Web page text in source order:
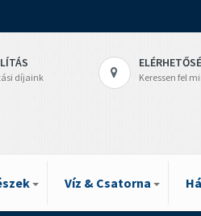
díjaink Keressen fel
Víz & Csatorna